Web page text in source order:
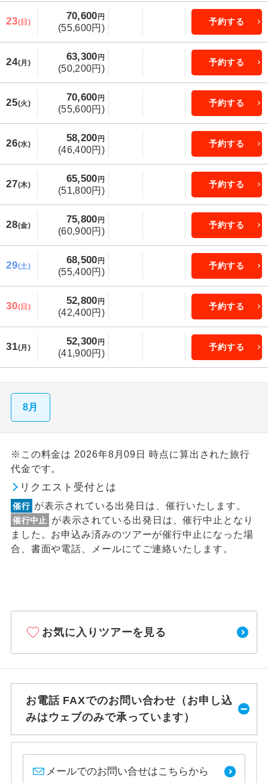
23(日)
70,600円
(55,600円)
予約する
24(月)
63,300円
(50,200円)
予約する
25(火)
70,600円
(55,600円)
予約する
26(水)
58,200円
(46,400円)
予約する
27(木)
65,500円
(51,800円)
予約する
28(金)
75,800円
(60,900円)
予約する
29(土)
68,500円
(55,400円)
予約する
30(日)
52,800円
(42,400円)
予約する
31(月)
52,300円
(41,900円)
予約する
8月
※この料金は 2026年8月09日 時点に算出された旅行
代金です。
リクエスト受付とは
催行 が表示されている出発日は、催行いたします。
催行中止
が表示されている出発日は、催行中止となり
ました。お申込み済みのツアーが催行中止になった場
合、書面や電話、メールにてご連絡いたします。
お気に入りツアーを見る
お電話 FAXでのお問い合わせ（お申し込
みはウェブのみで承っています）
メールでのお問い合せはこちらから